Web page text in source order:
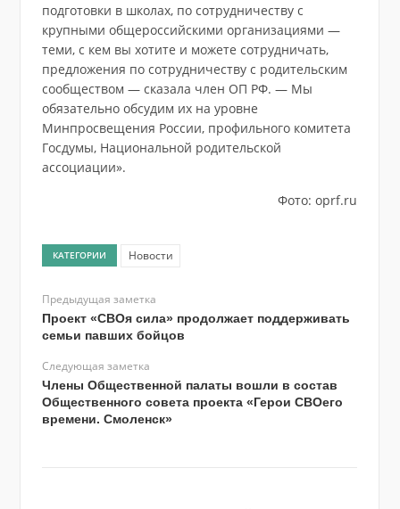
подготовки в школах, по сотрудничеству с
крупными общероссийскими организациями —
теми, с кем вы хотите и можете сотрудничать,
предложения по сотрудничеству с родительским
сообществом — сказала член ОП РФ. — Мы
обязательно обсудим их на уровне
Минпросвещения России, профильного комитета
Госдумы, Национальной родительской
ассоциации».
Фото: oprf.ru
КАТЕГОРИИ Новости
Предыдущая заметка
Проект «СВОя сила» продолжает поддерживать
семьи павших бойцов
Следующая заметка
Члены Общественной палаты вошли в состав
Общественного совета проекта «Герои СВОего
времени. Смоленск»